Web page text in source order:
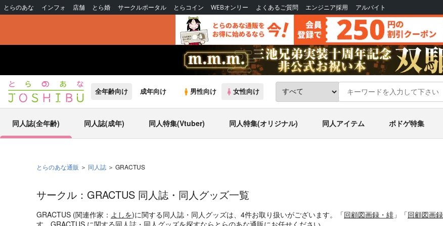
とらのあな インフォ 店舗 とら婚 サークルポータル とらコイン WEBオンリー よくあるご質問 エンジニア採用 アルバイト
全年齢向け 成年向け 男性向け 女性向け
同人誌(全年齢) 同人誌(成年) 同人特集(Vtuber) 同人特集(オリジナル) 同人アイテム ボドゲ特集
とらのあな通販 同人誌 GRACTUS
サークル：GRACTUS 同人誌・同人グッズ一覧
GRACTUS (関連作家： よしを)に関する同人誌・同人グッズは、4件お取り扱いがございます。「回顧図画録・緋 」「回顧図画
す。GRACTUS に関する同人誌・同人グッズを探すならとらのあな通販にお任せください。